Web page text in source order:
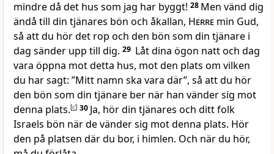
mindre då det hus som jag har byggt! 28 Men vänd dig
ändå till din tjänares bön och åkallan, Herre min Gud,
så att du hör det rop och den bön som din tjänare i
dag sänder upp till dig. 29 Låt dina ögon natt och dag
vara öppna mot detta hus, mot den plats om vilken
du har sagt: ”Mitt namn ska vara där”, så att du hör
den bön som din tjänare ber när han vänder sig mot
denna plats.[c] 30 Ja, hör din tjänares och ditt folk
Israels bön när de vänder sig mot denna plats. Hör
den på platsen där du bor, i himlen. Och när du hör,